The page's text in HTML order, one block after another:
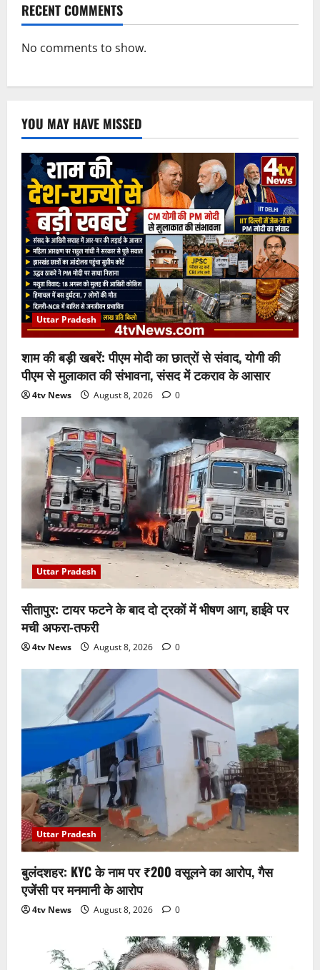
RECENT COMMENTS
No comments to show.
YOU MAY HAVE MISSED
Uttar Pradesh
शाम की बड़ी खबरें: पीएम मोदी का छात्रों से संवाद, योगी की
पीएम से मुलाकात की संभावना, संसद में टकराव के आसार
4tv News August 8, 2026 0
Uttar Pradesh
सीतापुर: टायर फटने के बाद दो ट्रकों में भीषण आग, हाईवे पर
मची अफरा-तफरी
4tv News August 8, 2026 0
Uttar Pradesh
बुलंदशहर: KYC के नाम पर ₹200 वसूलने का आरोप, गैस
एजेंसी पर मनमानी के आरोप
4tv News August 8, 2026 0